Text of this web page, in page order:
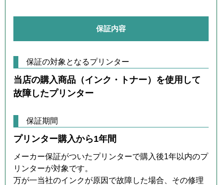
保証内容
保証の対象となるプリンター
当店の購入商品（インク・トナー）を使用して
故障したプリンター
保証期間
プリンター購入から1年間
メーカー保証がついたプリンターで購入後1年以内のプ
リンターが対象です。
万が一当社のインクが原因で故障した場合、その修理